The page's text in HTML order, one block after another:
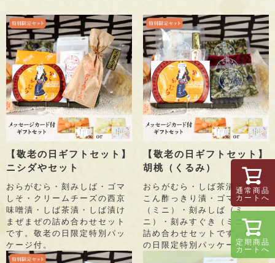
【敬老の日ギフトセット】
ニシダやセット
おらがむら・刻みしば・ゴマ
しそ・クリームチーズの西京
味噌漬・しば茶漬・しば漬け
まぜまぜの詰め合わせセット
です。敬老の日限定特別パッ
ケージ付。
【敬老の日ギフトセット】
胡桃（くるみ）
おらがむら・しば茶漬・れん
こん酢っきり漬・ゴマしそ
（ミニ）・刻みしば（ミ
ニ）・刻みすぐき（ミニ）の
詰め合わせセットです。敬老
の日限定特別パッケージ付。
通常商品
カートへ
定期商品
カートへ